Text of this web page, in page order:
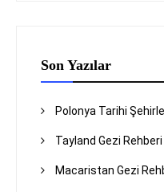
Son Yazılar
Polonya Tarihi
Tayland Gezi
Macaristan Gezi